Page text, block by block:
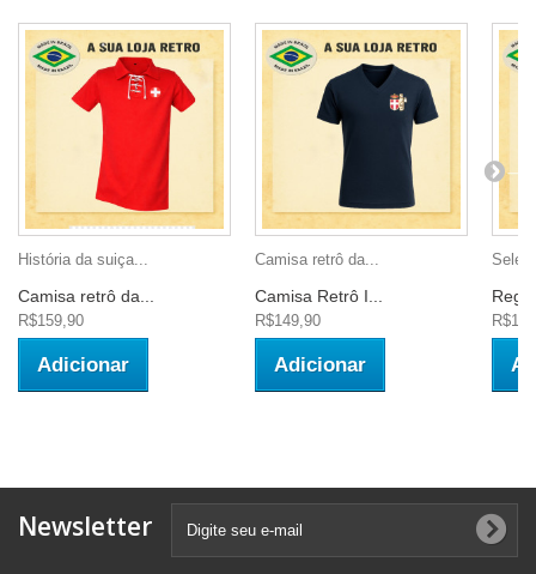
História da suiça...
Camisa retrô da...
R$159,90
Adicionar
Camisa retrô da...
Camisa Retrô I...
R$149,90
Adicionar
Newsletter